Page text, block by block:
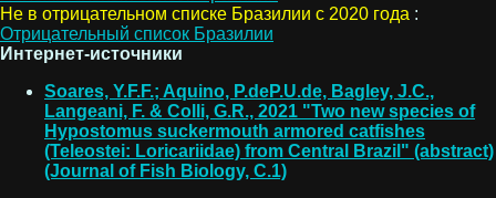
Не в отрицательном списке Бразилии с 2020 года :
Отрицательный список Бразилии
Интернет-источники
Soares, Y.F.F.; Aquino, P.deP.U.de, Bagley, J.C.,
Langeani, F. & Colli, G.R., 2021 "Two new species of
Hypostomus suckermouth armored catfishes
(Teleostei: Loricariidae) from Central Brazil" (abstract)
(Journal of Fish Biology, C.1)